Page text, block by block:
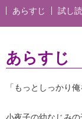
あらすじ 試し
あらすじ
「もっとしっかり俺
小夜子の幼なじみ